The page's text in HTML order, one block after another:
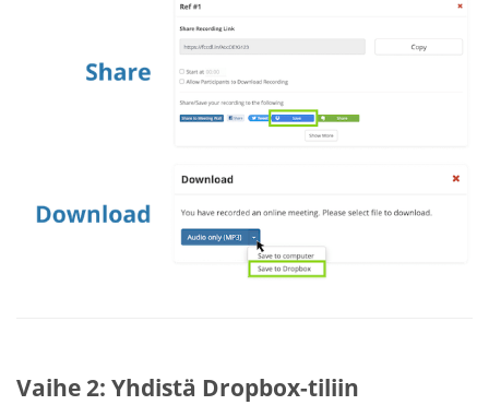
Vaihe 2: Yhdistä Dropbox-tiliin